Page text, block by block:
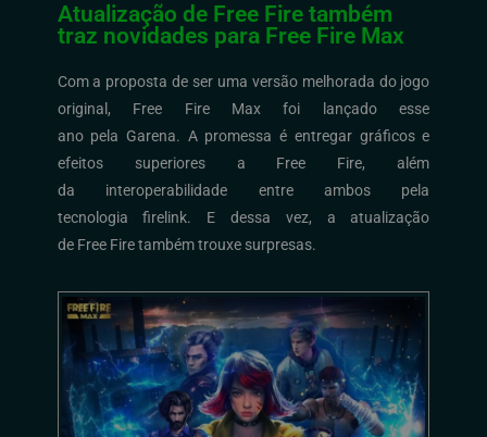
Atualização de Free Fire também
traz novidades para Free Fire Max
Com a proposta de ser uma versão melhorada do jogo
original, Free FireMaxfoi lançado esse
ano pela Garena. A promessa é entregar gráficose
efeitos superiores a Free Fire, além
da interoperabilidade entre ambos pela
tecnologiafirelink.
E dessa vez, a atualização
de Free Firetambém trouxe surpresas.